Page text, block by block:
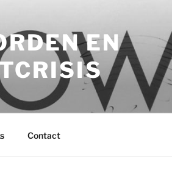
EN
Contact